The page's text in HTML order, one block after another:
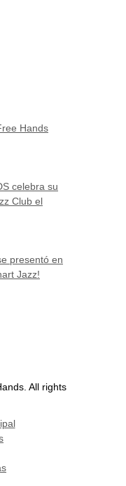
Hands
celebra su
Club el
presentó en
Jazz!
All rights